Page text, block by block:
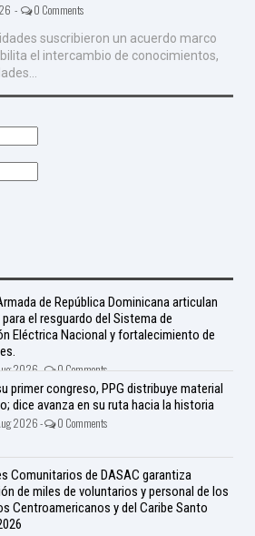
- 0 Comments
suscribieron un acuerdo marco
el intercambio de conocimientos,
de República Dominicana articulan
el resguardo del Sistema de
Eléctrica Nacional y fortalecimiento de
2026 - 0 Comments
primer congreso, PPG distribuye material
dice avanza en su ruta hacia la historia
2026 - 0 Comments
Comunitarios de DASAC garantiza
de miles de voluntarios y personal de los
Centroamericanos y del Caribe Santo